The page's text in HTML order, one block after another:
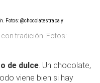
tradición. Fotos:
de dulce. Un chocolate,
viene bien si hay